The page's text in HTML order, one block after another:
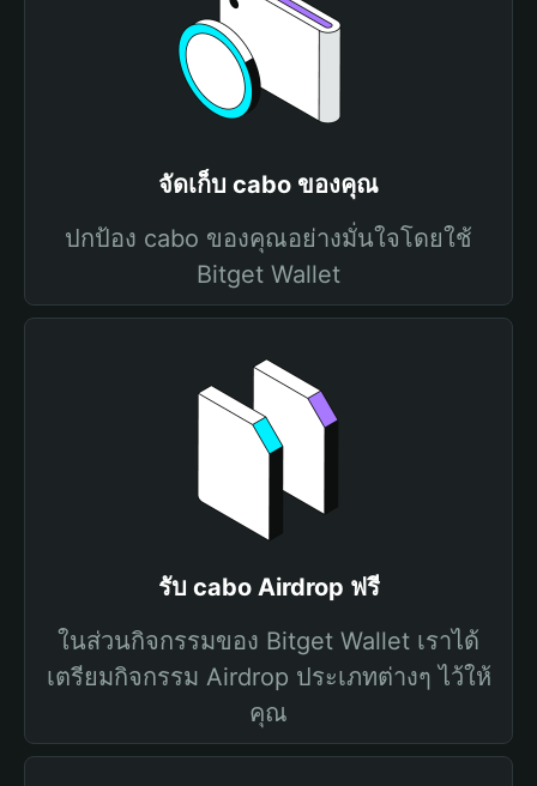
จัดเก็บ cabo ของคุณ
ปกป้อง cabo ของคุณอย่างมั่นใจโดยใช้
Bitget Wallet
รับ cabo Airdrop ฟรี
ในส่วนกิจกรรมของ Bitget Wallet เราได้
เตรียมกิจกรรม Airdrop ประเภทต่างๆ ไว้ให้
คุณ